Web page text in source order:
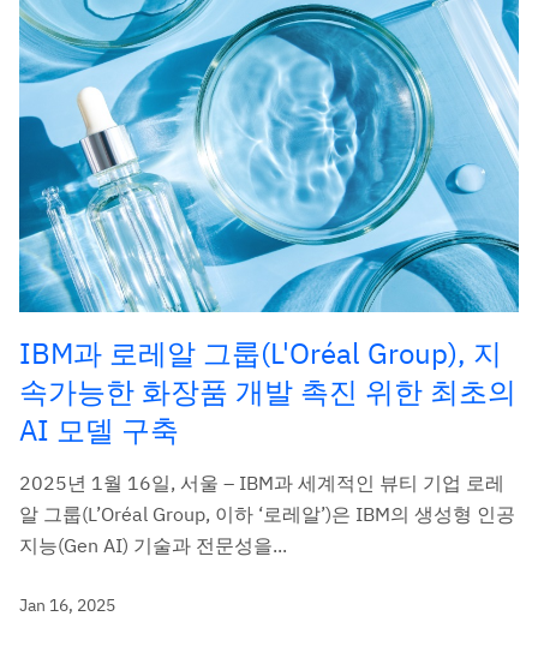
IBM과 로레알 그룹(L'Oréal Group), 지
속가능한 화장품 개발 촉진 위한 최초의
AI 모델 구축
2025년 1월 16일, 서울 – IBM과 세계적인 뷰티 기업 로레
알 그룹(L’Oréal Group, 이하 ‘로레알’)은 IBM의 생성형 인공
지능(Gen AI) 기술과 전문성을...
Jan 16, 2025